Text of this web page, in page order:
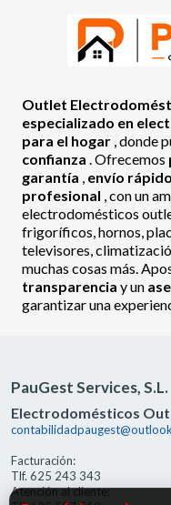
Outlet
especializado en
para el hogar , donde
confianza . Ofrecemos
garantía envío
profesional , con un
electrodomésticos
frigoríficos, hornos,
televisores,
muchas cosas más.
transparencia y un
garantizar una
PauGest Services, S.L.
Electrodomésticos
Facturación:
Tlf. 625 243 343
Atención al cliente: